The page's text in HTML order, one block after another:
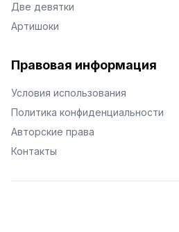
Две девятки
Артишоки
Правовая информация
Условия использования
Политика конфиденциальности
Авторские права
Контакты